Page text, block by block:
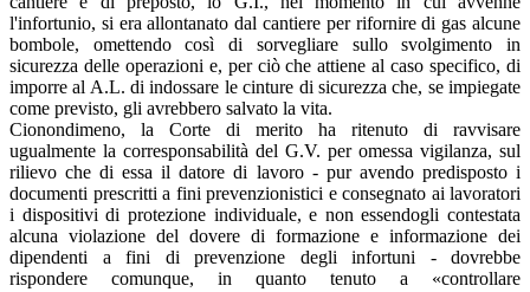
l'infortunio, si era allontanato dal cantiere per rifornire di gas alcune
bombole, omettendo così di sorvegliare sullo svolgimento in
sicurezza delle operazioni e, per ciò che attiene al caso specifico, di
imporre al A.L. di indossare le cinture di sicurezza che, se impiegate
come previsto, gli avrebbero salvato la vita.
Cionondimeno, la Corte di merito ha ritenuto di ravvisare
ugualmente la corresponsabilità del G.V. per omessa vigilanza, sul
rilievo che di essa il datore di lavoro - pur avendo predisposto i
documenti prescritti a fini prevenzionistici e consegnato ai lavoratori
i dispositivi di protezione individuale, e non essendogli contestata
alcuna violazione del dovere di formazione e informazione dei
dipendenti a fini di prevenzione degli infortuni - dovrebbe
rispondere comunque, in quanto tenuto a «controllare